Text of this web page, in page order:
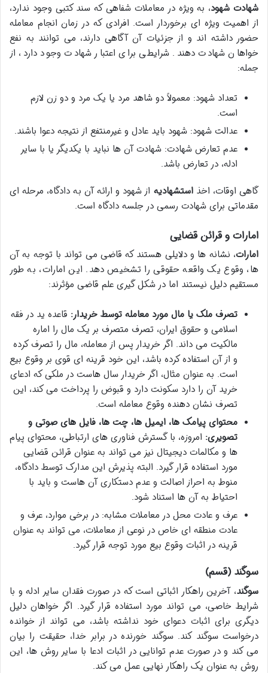
شهادت شهود، به ویژه در معاملات شفاهی که سند کتبی وجود ندارد،
از اهمیت ویژه ای برخوردار است. افرادی که در زمان انجام معامله
حضور داشته اند و از جزئیات آن آگاهی دارند، می توانند به نفع
خواهان شهادت دهند. شرایطی برای اعتبار شهادت وجود دارد، از
جمله:
تعداد شهود: معمولاً دو شاهد مرد یا یک مرد و دو زن لازم
است.
عدالت شهود: شهود باید عادل و غیرمنتفع از نتیجه دعوا باشند.
عدم تعارض شهادت: شهادت آن ها نباید با یکدیگر یا با سایر
ادله، در تعارض باشد.
گاهی اوقات، اخذاستشهادیه از شهود و ارائه آن به دادگاه، مرحله ای
مقدماتی برای شهادت رسمی در جلسه دادگاه است.
امارات و قرائن قضایی
امارات، نشانه ها و دلایلی هستند که قاضی می تواند با توجه به آن
ها، وقوع یک واقعه حقوقی را تشخیص دهد. این امارات، به طور
مستقیم دلیل نیستند اما در شکل گیری علم قاضی مؤثرند:
تصرف ملک یا مال مورد معامله توسط خریدار: قاعده ید در فقه
اسلامی و حقوق ایران، تصرف متصرف بر یک مال را اماره
مالکیت می داند. اگر خریدار پس از معامله، مال را تصرف کرده
و از آن استفاده کرده باشد، این خود قرینه ای قوی بر وقوع بیع
است. به عنوان مثال، اگر خریدار سال هاست در ملکی که ادعای
خرید آن را دارد سکونت دارد و قبوض را پرداخت می کند، این
تصرف نشان دهنده وقوع معامله است.
محتوای پیامک ها، ایمیل ها، چت ها، فایل های صوتی و
تصویری: امروزه، با گسترش فناوری های ارتباطی، محتوای پیام
ها و مکالمات دیجیتال نیز می تواند به عنوان قرائن قضایی
مورد استفاده قرار گیرد. البته پذیرش این مدارک توسط دادگاه،
منوط به احراز اصالت و عدم دستکاری آن هاست و باید با
احتیاط به آن ها استناد شود.
عرف و عادت محل در معاملات مشابه: در برخی موارد، عرف و
عادت منطقه ای خاص در نوعی از معاملات، می تواند به عنوان
قرینه در اثبات وقوع بیع مورد توجه قرار گیرد.
سوگند (قسم)
سوگند، آخرین راهکار اثباتی است که در صورت فقدان سایر ادله و با
شرایط خاصی، می تواند مورد استفاده قرار گیرد. اگر خواهان دلیل
دیگری برای اثبات دعوای خود نداشته باشد، می تواند از خوانده
درخواست سوگند کند. سوگند خورنده در برابر خدا، حقیقت را بیان
می کند و در صورت عدم توانایی در اثبات ادعا با سایر روش ها، این
روش به عنوان یک راهکار نهایی عمل می کند.